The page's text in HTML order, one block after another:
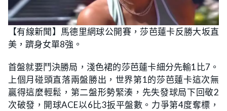
【有線新聞】馬德里網球公開賽，莎芭蓮卡反勝大坂直
美，躋身女單8強。
首盤就要鬥決勝局，淺色裙的莎芭蓮卡細分先輸1比7。
上個月碰頭直落兩盤勝出，世界第1的莎芭蓮卡這次無
贏得這麼輕鬆，第二盤形勢緊湊，先失發球局下回敬2
次破發，開球ACE以6比3扳平盤數。力爭第4度奪標，